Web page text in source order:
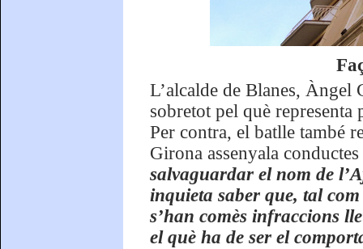
L’alcalde de Blanes, Àngel
sobretot pel què
Per contra, el batlle també
Girona assenyala
salvaguardar el nom de
inquieta saber que, tal
s’han comès infraccions
el què ha de ser el